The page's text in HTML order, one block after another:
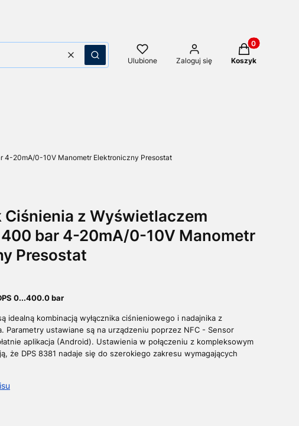
WyczyśćSzukaj Ulubione Zaloguj się
Produkty w
Koszyk
20mA/0-10V Manometr Elektroniczny Presostat
z Wyświetlaczem
bar 4-20mA/0-10V Manometr
Presostat
0...400.0 bar
idealną kombinacją wyłącznika ciśnieniowego i nadajnika z
Parametry ustawiane są na urządzeniu poprzez NFC - Sensor
aplikacja (Android). Ustawienia w połączeniu z kompleksowym
że DPS 8381 nadaje się do szerokiego zakresu wymagających